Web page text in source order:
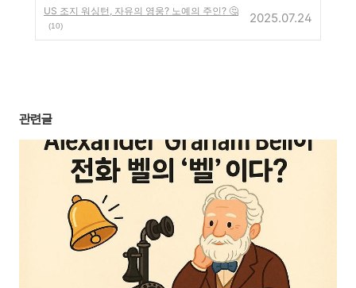
US 조지 워싱턴, 자유의 영웅? 노예의 주인? 🤔
(10)
2025.07.24
관련글